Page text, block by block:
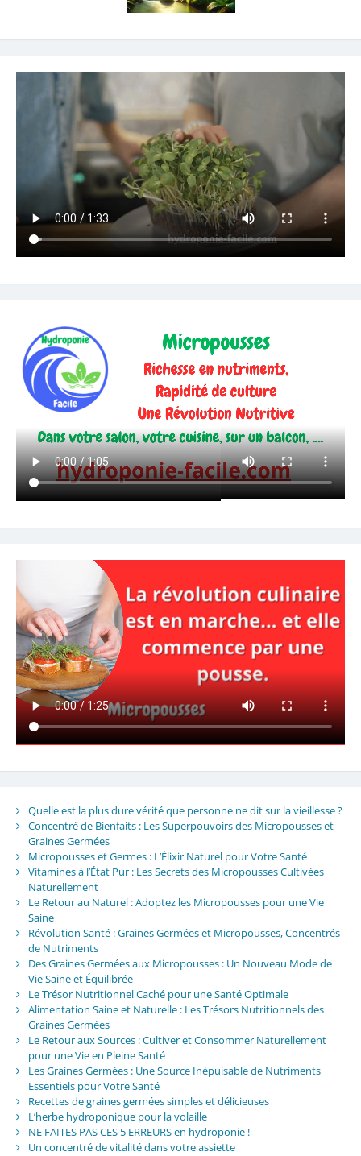
Quelle est la plus dure vérité que personne ne dit sur la vieillesse ?
Concentré de Bienfaits : Les Superpouvoirs des Micropousses et
Graines Germées
Micropousses et Germes : L’Élixir Naturel pour Votre Santé
Vitamines à l’État Pur : Les Secrets des Micropousses Cultivées
Naturellement
Le Retour au Naturel : Adoptez les Micropousses pour une Vie
Saine
Révolution Santé : Graines Germées et Micropousses, Concentrés
de Nutriments
Des Graines Germées aux Micropousses : Un Nouveau Mode de
Vie Saine et Équilibrée
Le Trésor Nutritionnel Caché pour une Santé Optimale
Alimentation Saine et Naturelle : Les Trésors Nutritionnels des
Graines Germées
Le Retour aux Sources : Cultiver et Consommer Naturellement
pour une Vie en Pleine Santé
Les Graines Germées : Une Source Inépuisable de Nutriments
Essentiels pour Votre Santé
Recettes de graines germées simples et délicieuses
L’herbe hydroponique pour la volaille
NE FAITES PAS CES 5 ERREURS en hydroponie !
Un concentré de vitalité dans votre assiette